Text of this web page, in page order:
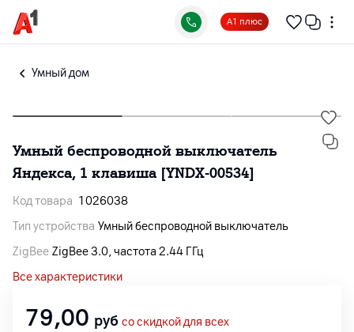
А1 плюс
Умный дом
Умный беспроводной выключатель
Яндекса, 1 клавиша [YNDX‑00534]
Код товара 1026038
Тип устройства Умный беспроводной выключатель
ZigBee ZigBee 3.0, частота 2.44 ГГц
Все характеристики
79,00 руб со скидкой для всех